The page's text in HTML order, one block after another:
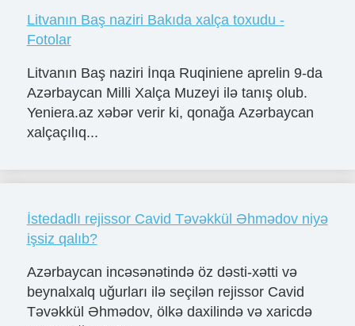
Litvanın Baş naziri Bakıda xalça toxudu -
Fotolar
Litvanın Baş naziri İnqa Ruqiniene aprelin 9-da
Azərbaycan Milli Xalça Muzeyi ilə tanış olub.
Yeniera.az xəbər verir ki, qonağa Azərbaycan
xalçaçılıq...
İstedadlı rejissor Cavid Təvəkkül Əhmədov niyə
işsiz qalıb?
Azərbaycan incəsənətində öz dəsti-xətti və
beynalxalq uğurları ilə seçilən rejissor Cavid
Təvəkkül Əhmədov, ölkə daxilində və xaricdə